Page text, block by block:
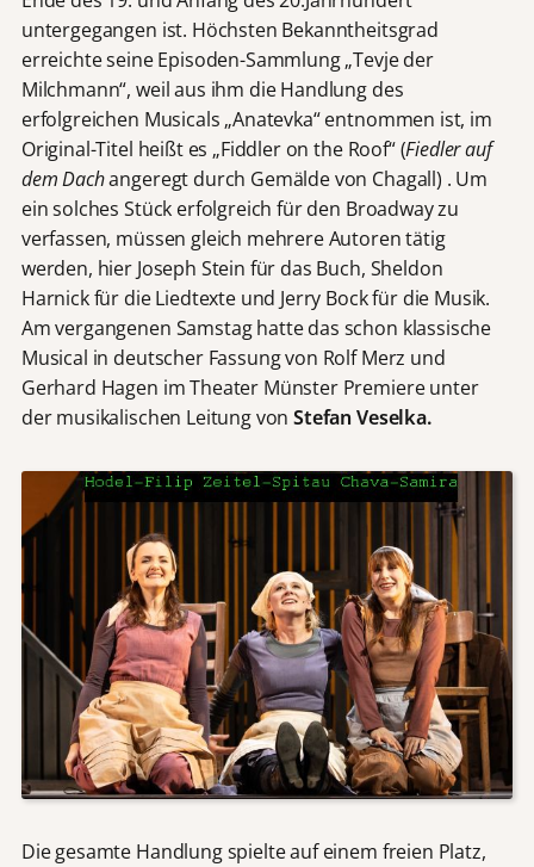
untergegangen ist. Höchsten Bekanntheitsgrad
erreichte seine Episoden-Sammlung „Tevje der
Milchmann“, weil aus ihm die Handlung des
erfolgreichen Musicals „Anatevka“ entnommen ist, im
Original-Titel heißt es „Fiddler on the Roof“ (Fiedler auf
dem Dachangeregt durch Gemälde von Chagall) . Um
ein solches Stück erfolgreich für den Broadway zu
verfassen, müssen gleich mehrere Autoren tätig
werden, hier Joseph Stein für das Buch, Sheldon
Harnick für die Liedtexte und Jerry Bock für die Musik.
Am vergangenen Samstag hatte das schon klassische
Musical in deutscher Fassung von Rolf Merz und
Gerhard Hagen im Theater Münster Premiere unter
der musikalischen Leitung vonStefan Veselka.
Die gesamte Handlung spielte auf einem freien Platz,